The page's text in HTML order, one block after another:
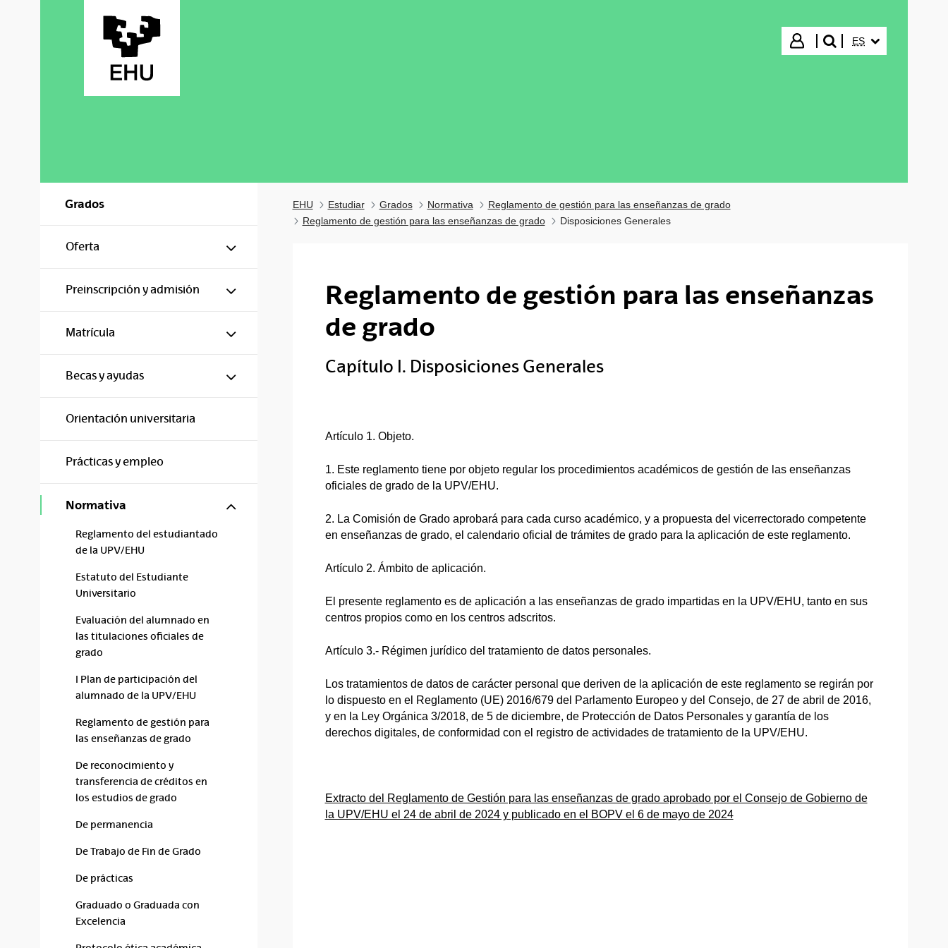
Iniciar sesión
buscar"
ES
Grados
Oferta Mostrar/ocultar subpáginas
Preinscripción y admisión Mostrar/ocultar subpáginas
Matrícula Mostrar/ocultar subpáginas
Becas y ayudas Mostrar/ocultar subpáginas
Orientación universitaria
Prácticas y empleo
Normativa Mostrar/ocultar subpáginas
Reglamento del estudiantado
de la UPV/EHU
Estatuto del Estudiante
Universitario
Evaluación del alumnado en
las titulaciones oficiales de
grado
I Plan de participación del
alumnado de la UPV/EHU
Reglamento de gestión para
las enseñanzas de grado
De reconocimiento y
transferencia de créditos en
los estudios de grado
De permanencia
De Trabajo de Fin de Grado
De prácticas
Graduado o Graduada con
Excelencia
EHU Estudiar Grados Normativa
Reglamento de gestión para las enseñanzas de grado
Reglamento de gestión para las enseñanzas de grado
Disposiciones Generales
Reglamento de gestión para las enseñanzas
de grado
Capítulo I. Disposiciones Generales
Artículo 1. Objeto.
1. Este reglamento tiene por objeto regular los procedimientos académicos de gestión de las enseñanzas
oficiales de grado de la UPV/EHU.
2. La Comisión de Grado aprobará para cada curso académico, y a propuesta del vicerrectorado competente
en enseñanzas de grado, el calendario oficial de trámites de grado para la aplicación de este reglamento.
Artículo 2. Ámbito de aplicación.
El presente reglamento es de aplicación a las enseñanzas de grado impartidas en la UPV/EHU, tanto en sus
centros propios como en los centros adscritos.
Artículo 3.- Régimen jurídico del tratamiento de datos personales.
Los tratamientos de datos de carácter personal que deriven de la aplicación de este reglamento se regirán por
lo dispuesto en el Reglamento (UE) 2016/679 del Parlamento Europeo y del Consejo, de 27 de abril de 2016,
y en la Ley Orgánica 3/2018, de 5 de diciembre, de Protección de Datos Personales y garantía de los
derechos digitales, de conformidad con el registro de actividades de tratamiento de la UPV/EHU.
Extracto del Reglamento de Gestión para las enseñanzas de grado aprobado por el Consejo de Gobierno de
la UPV/EHU el 24 de abril de 2024 y publicado en el BOPV el 6 de mayo de 2024